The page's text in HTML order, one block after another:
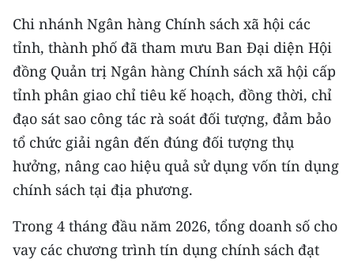
Trung du và miền núi phía Bắc
Đồng bằng sông Hồng
Bắc Trung Bộ
Duyên hải Nam Trung Bộ và Tây
Nguyên
Đông Nam Bộ
Đồng bằng sông Cửu Long
Chuyên trang Hà Nội
Chi nhánh Ngân hàng Chính sách xã hội các
tỉnh, thành phố đã tham mưu Ban Đại diện Hội
đồng Quản trị Ngân hàng Chính sách xã hội cấp
tỉnh phân giao chỉ tiêu kế hoạch, đồng thời, chỉ
đạo sát sao công tác rà soát đối tượng, đảm bảo
tổ chức giải ngân đến đúng đối tượng thụ
hưởng, nâng cao hiệu quả sử dụng vốn tín dụng
chính sách tại địa phương.
Trong 4 tháng đầu năm 2026, tổng doanh số cho
vay các chương trình tín dụng chính sách đạt